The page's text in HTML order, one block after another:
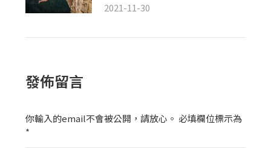
2021-11-30
發佈留言
你輸入的email不會被公開，請放心。 必填欄位標示為
*